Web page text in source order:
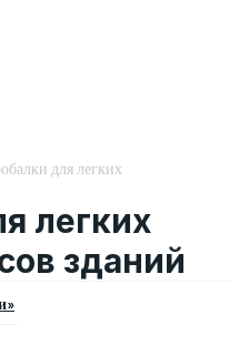
для легких
легких
зданий